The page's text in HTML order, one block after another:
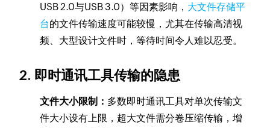
USB 2.0与USB 3.0）等因素影响， 大文件存储平
台的文件传输速度可能较慢，尤其在传输高清视
频、大型设计文件时，等待时间令人难以忍受。
2. 即时通讯工具传输的隐患
文件大小限制： 多数即时通讯工具对单次传输文
件大小设有上限，超大文件需分卷压缩传输，增